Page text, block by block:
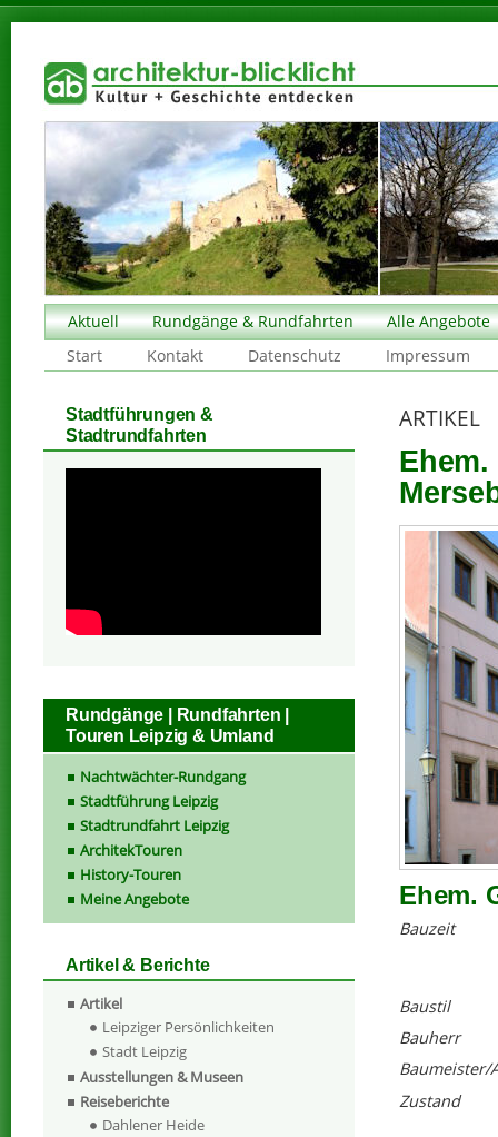
Aktuell Rundgänge & Rundfahrten
Alle Angebote
Start
Kontakt Datenschutz Impressum
ARTIKEL
Ehem.
Bauzeit
Baustil
Bauherr
Baumeister/
Zustand
Stadtführungen &
Stadtrundfahrten
Rundgänge | Rundfahrten |
Touren Leipzig & Umland
Nachtwächter-Rundgang
Stadtführung Leipzig
Stadtrundfahrt Leipzig
ArchitekTouren
History-Touren
Meine Angebote
Artikel & Berichte
Artikel
Leipziger Persönlichkeiten
Stadt Leipzig
Ausstellungen & Museen
Reiseberichte
Dahlener Heide